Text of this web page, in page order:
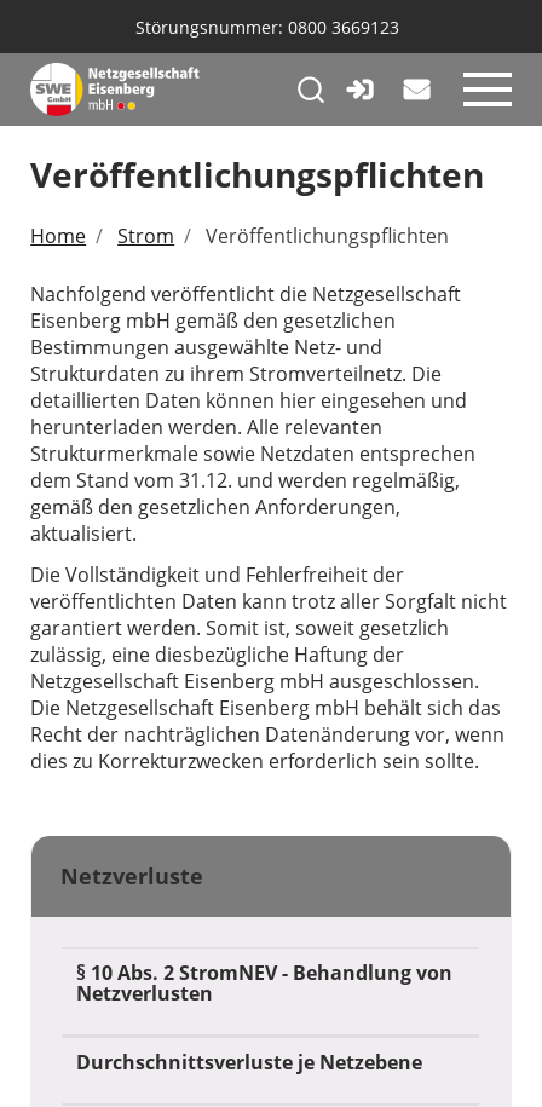
Störungsnummer: 0800 3669123
Logo der Netzgesellschaft Eisenberg
Veröffentlichungspflichten
Home Strom Veröffentlichungspflichten
Nachfolgend veröffentlicht die Netzgesellschaft
Eisenberg mbH gemäß den gesetzlichen
Bestimmungen ausgewählte Netz- und
Strukturdaten zu ihrem Stromverteilnetz. Die
detaillierten Daten können hier eingesehen und
herunterladen werden. Alle relevanten
Strukturmerkmale sowie Netzdaten entsprechen
dem Stand vom 31.12. und werden regelmäßig,
gemäß den gesetzlichen Anforderungen,
aktualisiert.
Die Vollständigkeit und Fehlerfreiheit der
veröffentlichten Daten kann trotz aller Sorgfalt nicht
garantiert werden. Somit ist, soweit gesetzlich
zulässig, eine diesbezügliche Haftung der
Netzgesellschaft Eisenberg mbH ausgeschlossen.
Die Netzgesellschaft Eisenberg mbH behält sich das
Recht der nachträglichen Datenänderung vor, wenn
dies zu Korrekturzwecken erforderlich sein sollte.
Netzverluste
§ 10 Abs. 2 StromNEV - Behandlung von
Netzverlusten
Durchschnittsverluste je Netzebene